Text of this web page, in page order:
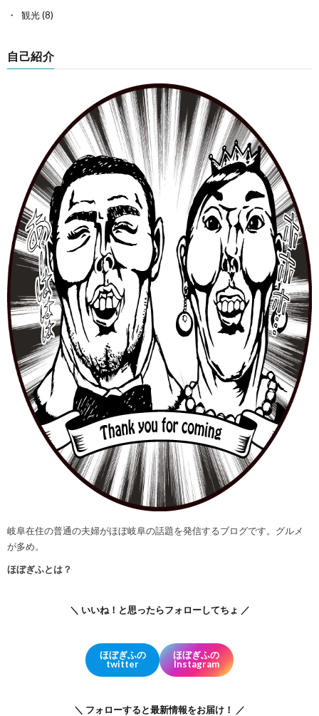
観光(8)
自己紹介
岐阜在住の普通の夫婦がほぼ岐阜の話題を発信するブログです。グルメ
が多め。
ほぼぎふとは？
＼ いいね！と思ったらフォローしてちょ ／
ほぼぎふの
twitter
ほぼぎふの
Instagram
＼ フォローすると最新情報をお届け！ ／